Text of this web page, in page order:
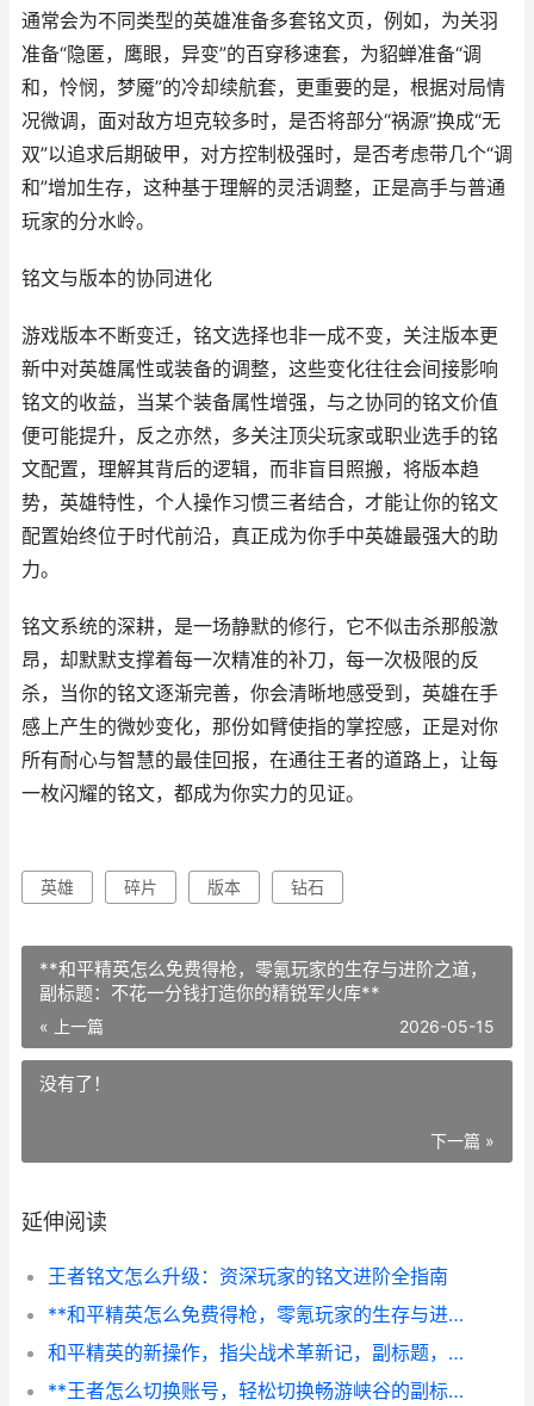
通常会为不同类型的英雄准备多套铭文页，例如，为关羽
准备“隐匿，鹰眼，异变”的百穿移速套，为貂蝉准备“调
和，怜悯，梦魇”的冷却续航套，更重要的是，根据对局情
况微调，面对敌方坦克较多时，是否将部分“祸源”换成“无
双”以追求后期破甲，对方控制极强时，是否考虑带几个“调
和”增加生存，这种基于理解的灵活调整，正是高手与普通
玩家的分水岭。
铭文与版本的协同进化
游戏版本不断变迁，铭文选择也非一成不变，关注版本更
新中对英雄属性或装备的调整，这些变化往往会间接影响
铭文的收益，当某个装备属性增强，与之协同的铭文价值
便可能提升，反之亦然，多关注顶尖玩家或职业选手的铭
文配置，理解其背后的逻辑，而非盲目照搬，将版本趋
势，英雄特性，个人操作习惯三者结合，才能让你的铭文
配置始终位于时代前沿，真正成为你手中英雄最强大的助
力。
铭文系统的深耕，是一场静默的修行，它不似击杀那般激
昂，却默默支撑着每一次精准的补刀，每一次极限的反
杀，当你的铭文逐渐完善，你会清晰地感受到，英雄在手
感上产生的微妙变化，那份如臂使指的掌控感，正是对你
所有耐心与智慧的最佳回报，在通往王者的道路上，让每
一枚闪耀的铭文，都成为你实力的见证。
英雄 碎片 版本 钻石
**和平精英怎么免费得枪，零氪玩家的生存与进阶之道，
副标题：不花一分钱打造你的精锐军火库**
« 上一篇 2026-05-15
没有了！
下一篇 »
延伸阅读
王者铭文怎么升级：资深玩家的铭文进阶全指南
**和平精英怎么免费得枪，零氪玩家的生存与进阶之道，副标题：不花一分钱打造你的精锐军火库**
和平精英的新操作，指尖战术革新记，副标题，从按键布局到战场艺术的升维
**王者怎么切换账号，轻松切换畅游峡谷的副标题**